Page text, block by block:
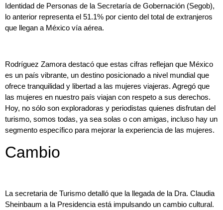
Identidad de Personas de la Secretaría de Gobernación (Segob),
lo anterior representa el 51.1% por ciento del total de extranjeros
que llegan a México vía aérea.
Rodríguez Zamora destacó que estas cifras reflejan que México
es un país vibrante, un destino posicionado a nivel mundial que
ofrece tranquilidad y libertad a las mujeres viajeras. Agregó que
las mujeres en nuestro país viajan con respeto a sus derechos.
Hoy, no sólo son exploradoras y periodistas quienes disfrutan del
turismo, somos todas, ya sea solas o con amigas, incluso hay un
segmento específico para mejorar la experiencia de las mujeres.
Cambio
La secretaria de Turismo detalló que la llegada de la Dra. Claudia
Sheinbaum a la Presidencia está impulsando un cambio cultural.